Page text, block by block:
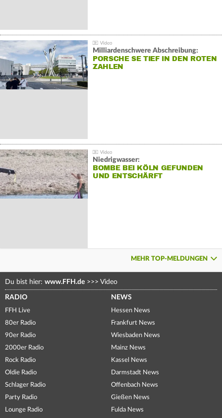
Milliardenschwere Abschreibung:
PORSCHE SE TIEF IN DEN ROTEN
ZAHLEN
Niedrigwasser:
BOMBE BEI KÖLN GEFUNDEN
UND ENTSCHÄRFT
MEHR TOP-MELDUNGEN
Du bist hier: www.FFH.de >>> Video
RADIO
FFH Live
80er Radio
90er Radio
2000er Radio
Rock Radio
Oldie Radio
Schlager Radio
Party Radio
Lounge Radio
NEWS
Hessen News
Frankfurt News
Wiesbaden News
Mainz News
Kassel News
Darmstadt News
Offenbach News
Gießen News
Fulda News